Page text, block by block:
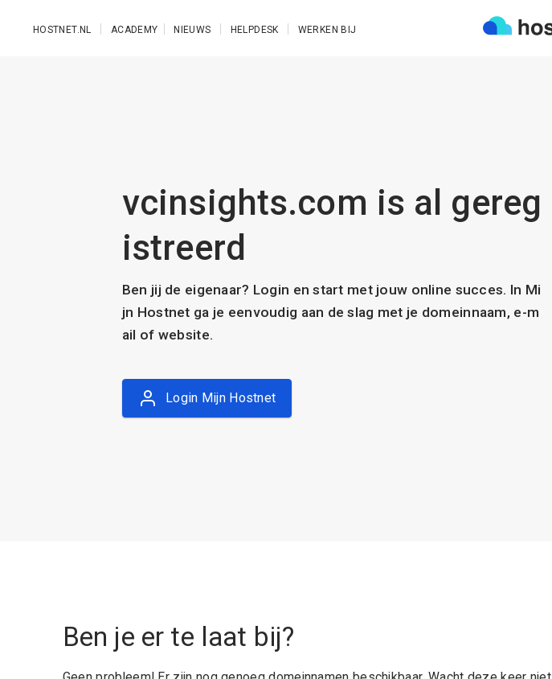
HOSTNET.NL ACADEMY NIEUWS HELPDESK WERKEN BIJ
vcinsights.com is al gereg
istreerd
Ben jij de eigenaar? Login en start met jouw online succes. In Mi
jn Hostnet ga je eenvoudig aan de slag met je domeinnaam, e-m
ail of website.
Login Mijn Hostnet
Ben je er te laat bij?